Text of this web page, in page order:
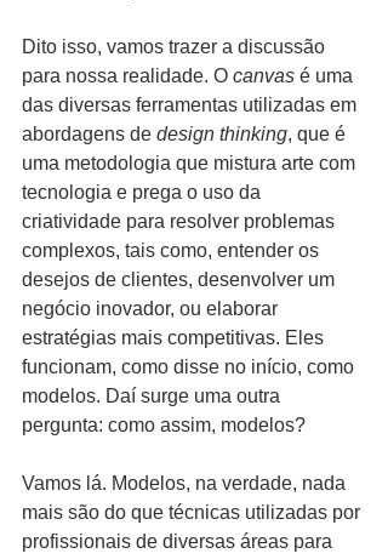
Dito isso, vamos trazer a discussão
para nossa realidade. O canvas é uma
das diversas ferramentas utilizadas em
abordagens de design thinking, que é
uma metodologia que mistura arte com
tecnologia e prega o uso da
criatividade para resolver problemas
complexos, tais como, entender os
desejos de clientes, desenvolver um
negócio inovador, ou elaborar
estratégias mais competitivas. Eles
funcionam, como disse no início, como
modelos. Daí surge uma outra
pergunta: como assim, modelos?
Vamos lá. Modelos, na verdade, nada
mais são do que técnicas utilizadas por
profissionais de diversas áreas para